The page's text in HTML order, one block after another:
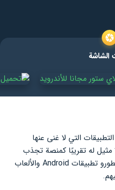
الشاشة
التي لا غنى عنها
مثيل له تقريبًا كمنصة تجذب
الجماهير الكبيرة حيث يقدم مطورو تطبيقات Android والألعاب